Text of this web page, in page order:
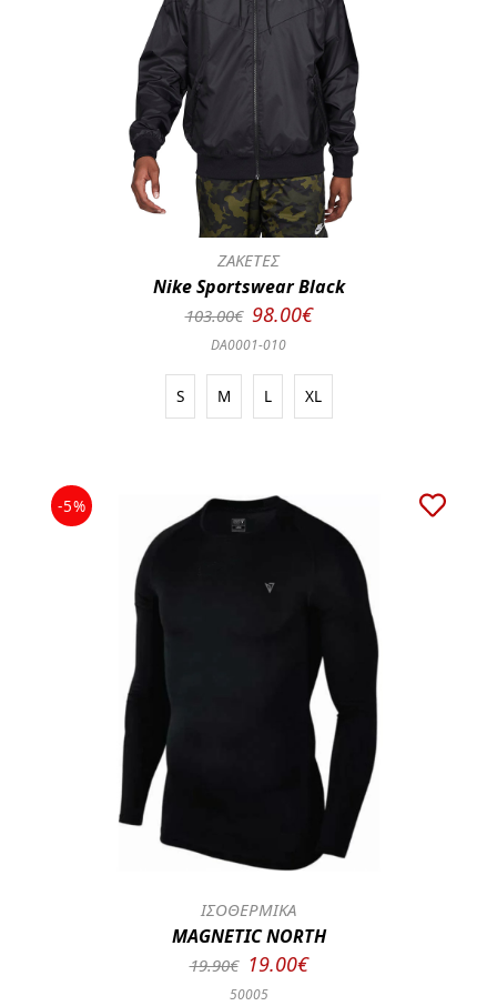
ΖΑΚΕΤΕΣ
Nike Sportswear Black
103.00€ 98.00€
DA0001-010
S M L XL
-5%
ΙΣΟΘΕΡΜΙΚΑ
MAGNETIC NORTH
19.90€ 19.00€
50005